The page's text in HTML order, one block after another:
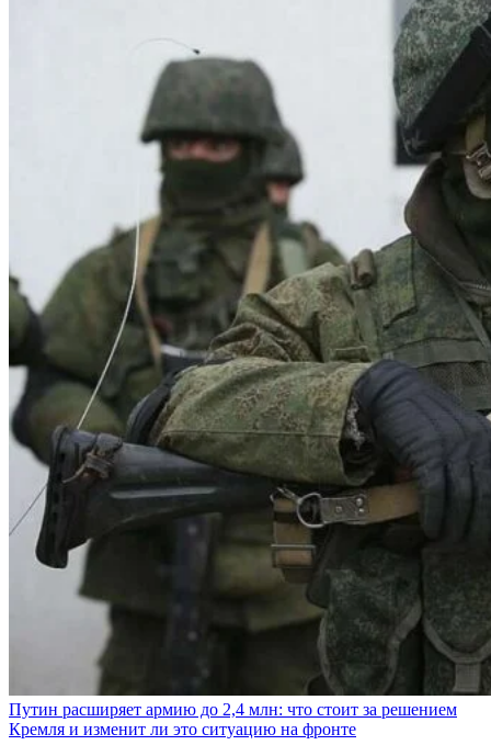
Путин расширяет армию до 2,4 млн: что стоит за решением
Кремля и изменит ли это ситуацию на фронте